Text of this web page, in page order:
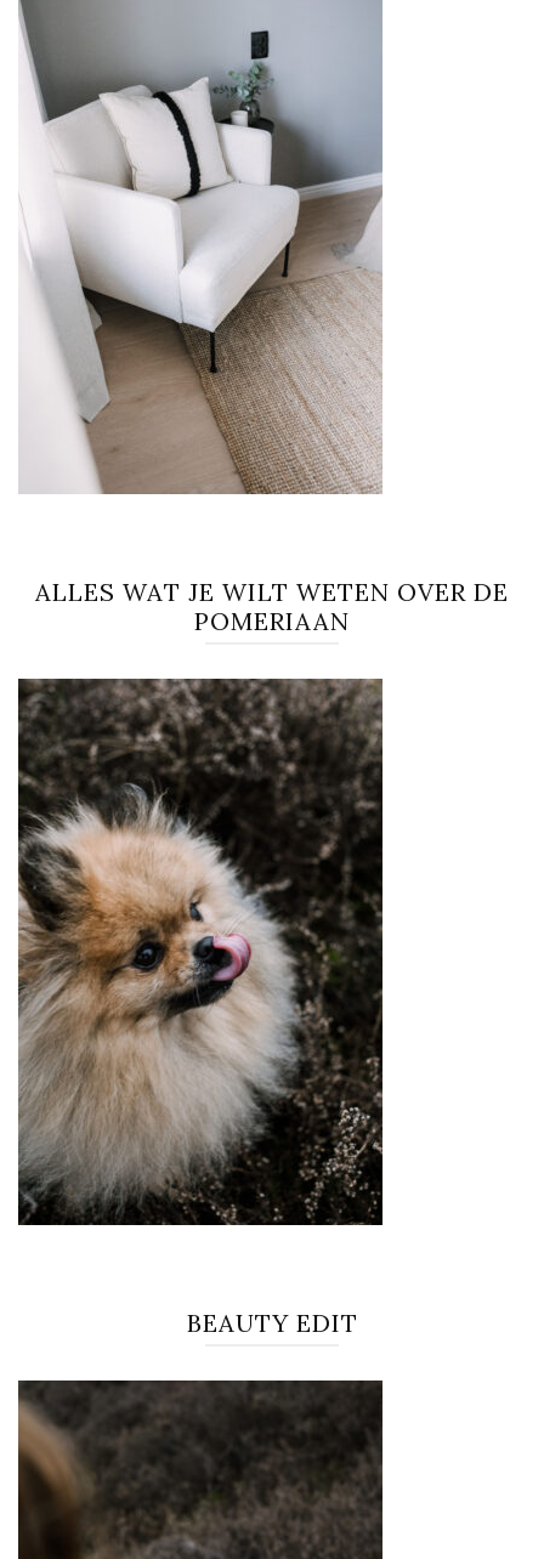
ALLES WAT JE WILT WETEN OVER DE
POMERIAAN
BEAUTY EDIT